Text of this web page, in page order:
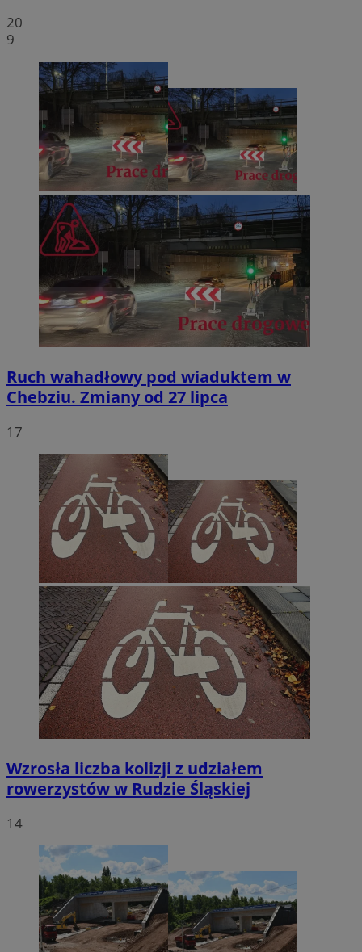
20
9
Ruch wahadłowy pod wiaduktem w
Chebziu. Zmiany od 27 lipca
17
Wzrosła liczba kolizji z udziałem
rowerzystów w Rudzie Śląskiej
14